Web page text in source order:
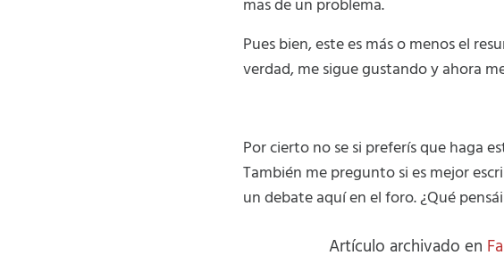
mas de un problema.
Pues bien, este es más o menos el
verdad, me sigue gustando y ahora
Por cierto no se si preferís que haga
También me pregunto si es mejor
un debate aquí en el foro. ¿Qué
Artículo archivado en